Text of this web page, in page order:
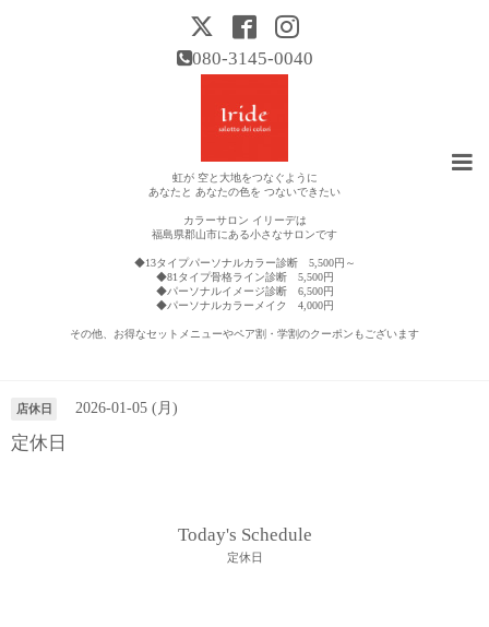
080-3145-0040
虹が 空と大地をつなぐように
あなたと あなたの色を つないできたい
カラーサロン イリーデは
福島県郡山市にある小さなサロンです
◆13タイプパーソナルカラー診断 5,500円～
◆81タイプ骨格ライン診断 5,500円
◆パーソナルイメージ診断 6,500円
◆パーソナルカラーメイク 4,000円
その他、お得なセットメニューやペア割・学割のクーポンもございます
店休日 2026-01-05 (月)
定休日
Today's Schedule
定休日